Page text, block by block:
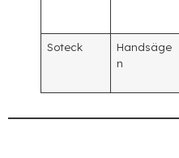
Soteck
Handsäge
n